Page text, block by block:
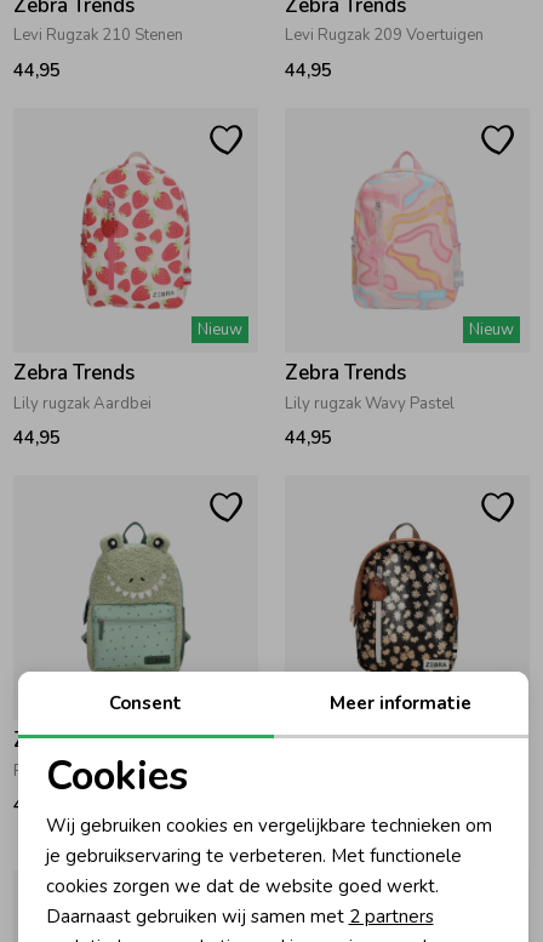
Beenmode
Winteraccessoires
Levi Rugzak 210 Stenen
44,95
Levi Rugzak 209 Voertuigen
44,95
Nieuw
Zebra Trends
Lily rugzak Aardbei
44,95
Nieuw
Zebra Trends
Lily rugzak Wavy Pastel
44,95
Zebra Trends
Rugtas Buddie Groen
44,95
Zebra Trends
Noodzakelijke cookies
Personalisatie cookies
Analytische cookies
Consent Meer informatie
Cookies
Wij gebruiken cookies en vergelijkbare technieken om
je gebruikservaring te verbeteren. Met functionele
cookies zorgen we dat de website goed werkt.
Daarnaast gebruiken wij samen met 2 partners